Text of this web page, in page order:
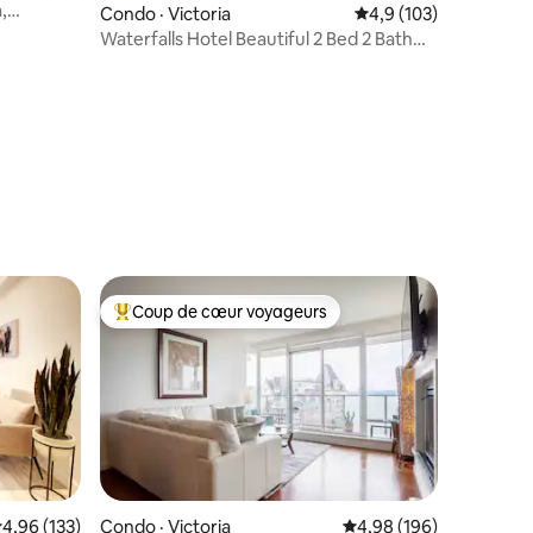
Condo · Victoria Note moyenne de
4,9 (103)
Waterfalls Hotel Beautiful 2 Bed 2 Bath
plus aimés
moyenne de 4,96 sur 5, 133 commentaires
4,96 (133)
Coup de cœur voyageurs parmi les plus aimés
Coup de cœur voyageurs
Condo · Victoria Note moyenne de
4,98 (196)